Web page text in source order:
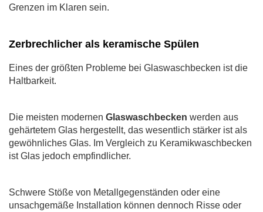
Grenzen im Klaren sein.
Zerbrechlicher als keramische Spülen
Eines der größten Probleme bei Glaswaschbecken ist die
Haltbarkeit.
Die meisten modernen Glaswaschbecken werden aus
gehärtetem Glas hergestellt, das wesentlich stärker ist als
gewöhnliches Glas. Im Vergleich zu Keramikwaschbecken
ist Glas jedoch empfindlicher.
Schwere Stöße von Metallgegenständen oder eine
unsachgemäße Installation können dennoch Risse oder